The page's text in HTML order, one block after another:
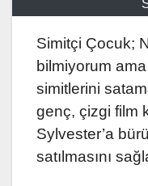
Simitçi Çocuk;
bilmiyorum
simitlerini
genç, çizgi film
Sylvester’a
satılmasını